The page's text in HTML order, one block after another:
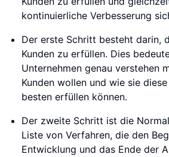
kontinuierliche Verbesserung
Der erste Schritt besteht darin,
Kunden zu erfüllen. Dies
Unternehmen genau verstehen
Kunden wollen und wie sie
besten erfüllen können.
Der zweite Schritt ist die
Liste von Verfahren, die den
Entwicklung und das Ende der